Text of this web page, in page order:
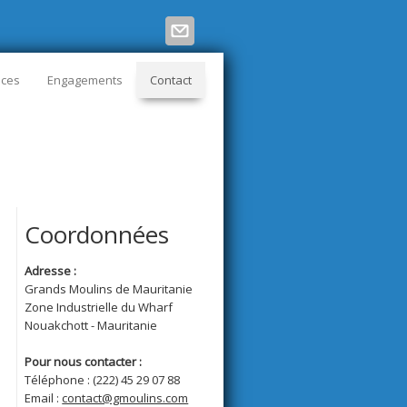
Engagements Contact
Coordonnées
Adresse :
Grands Moulins de Mauritanie
Zone Industrielle du Wharf
Nouakchott - Mauritanie
Pour nous contacter :
Téléphone : (222) 45 29 07 88
Email :contact@gmoulins.com